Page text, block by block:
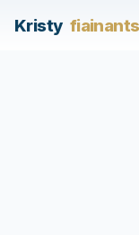
Kristy